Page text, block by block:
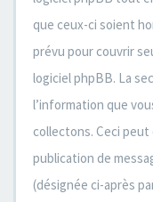
que ceux-ci soient
prévu pour couvrir
logiciel phpBB. La
l’information que
collectons. Ceci peut
publication de
(désignée ci-après